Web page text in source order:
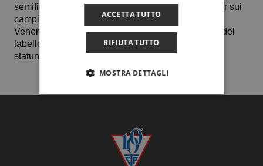
semifinalista la scorsa settimana proprio a Manacor sui
campi della “
Rafa Nadal Tennis Academy”
Venerdì 21 febbraio Anastasia, terza testa di serie del
tabellone, sfiderà, per un posto in semifinale, la
statunitense Ayana Akli numero 570 Wta.
ACCETTA TUTTO
RIFIUTA TUTTO
MOSTRA DETTAGLI